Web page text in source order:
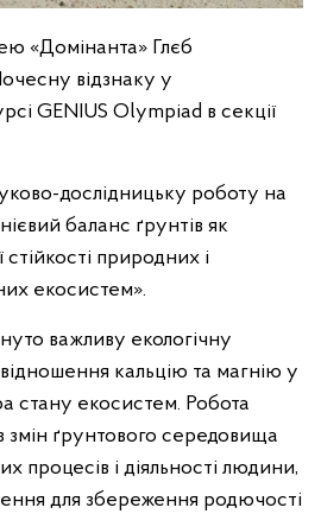
«Домінанта» Глєб
відзнаку у
GENIUS Olympiad в секції
дослідницьку роботу на
баланс ґрунтів як
природних і
екосистем».
важливу екологічну
кальцію та магнію у
стану екосистем. Робота
змін ґрунтового середовища
процесів і діяльності людини,
для збереження родючості